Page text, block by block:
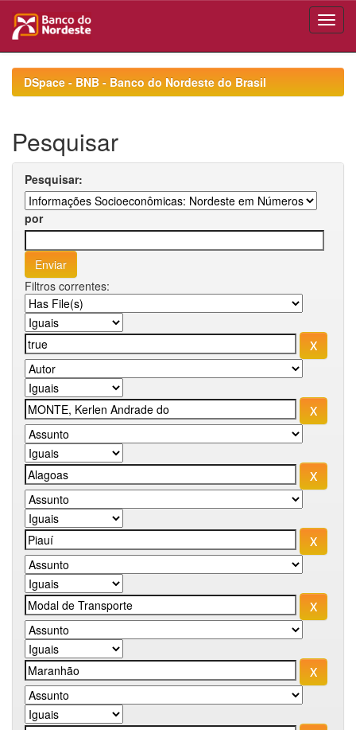
navigationDSpace - BNB - Banco do Nordeste do Brasil
Pesquisar
Pesquisar:
por
Filtros correntes: